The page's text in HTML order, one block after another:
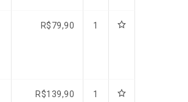
R$79,90 1
R$139,90 1